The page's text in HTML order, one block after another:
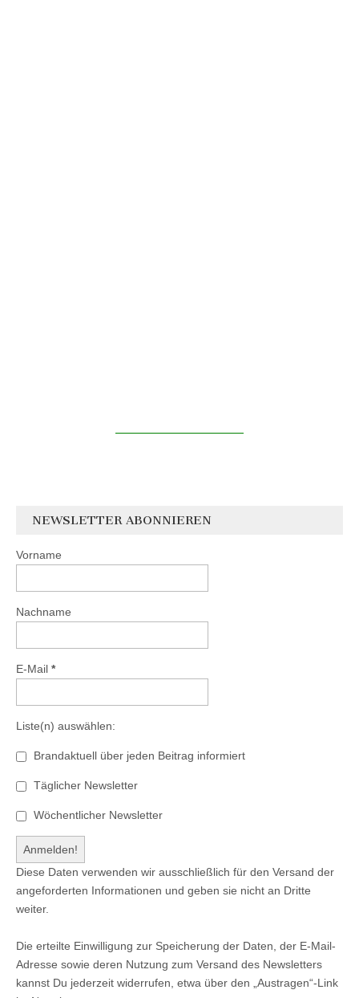
NEWSLETTER ABONNIEREN
Vorname
Nachname
E-Mail *
Liste(n) auswählen:
Brandaktuell über jeden Beitrag informiert
Täglicher Newsletter
Wöchentlicher Newsletter
Diese Daten verwenden wir ausschließlich für den Versand der
angeforderten Informationen und geben sie nicht an Dritte
weiter.
Die erteilte Einwilligung zur Speicherung der Daten, der E-Mail-
Adresse sowie deren Nutzung zum Versand des Newsletters
kannst Du jederzeit widerrufen, etwa über den „Austragen“-Link